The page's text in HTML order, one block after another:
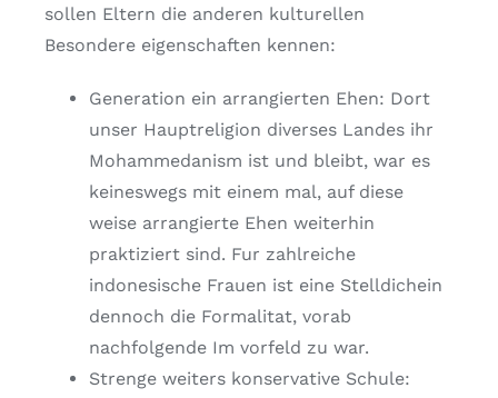
sollen Eltern die anderen kulturellen
Besondere eigenschaften kennen:
Generation ein arrangierten Ehen: Dort
unser Hauptreligion diverses Landes ihr
Mohammedanism ist und bleibt, war es
keineswegs mit einem mal, auf diese
weise arrangierte Ehen weiterhin
praktiziert sind. Fur zahlreiche
indonesische Frauen ist eine Stelldichein
dennoch die Formalitat, vorab
nachfolgende Im vorfeld zu war.
Strenge weiters konservative Schule: